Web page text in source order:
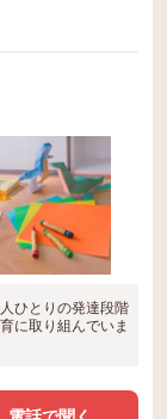
ひとりの発達段階
に取り組んでいま